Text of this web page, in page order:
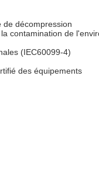
de décompression
contamination de
(IEC60099-4)
des équipements